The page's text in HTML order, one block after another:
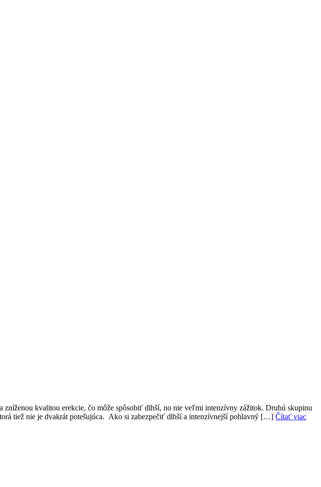
kvalitou erekcie, čo môže spôsobiť dlhší, no nie veľmi intenzívny zážitok. Druhú skupinu
tiež nie je dvakrát potešujúca. Ako si zabezpečiť dlhší a intenzívnejší pohlavný […] Čítať viac